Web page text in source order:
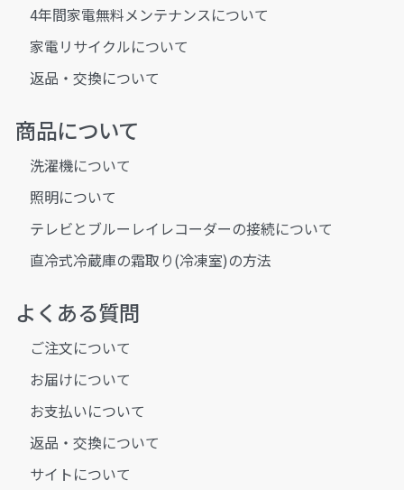
4年間家電無料メンテナンスについて
家電リサイクルについて
返品・交換について
商品について
洗濯機について
照明について
テレビとブルーレイレコーダーの接続について
直冷式冷蔵庫の霜取り(冷凍室)の方法
よくある質問
ご注文について
お届けについて
お支払いについて
返品・交換について
サイトについて